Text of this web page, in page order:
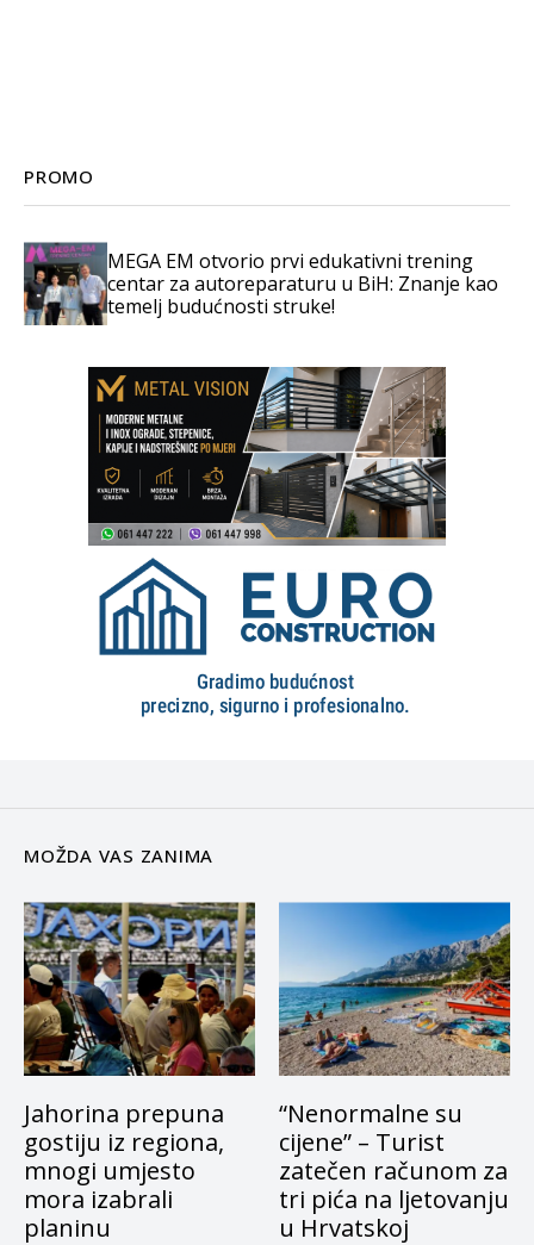
PROMO
MEGA EM otvorio prvi edukativni trening
centar za autoreparaturu u BiH: Znanje kao
temelj budućnosti struke!
MOŽDA VAS ZANIMA
Jahorina prepuna
gostiju iz regiona,
mnogi umjesto
mora izabrali
planinu
“Nenormalne su
cijene” – Turist
zatečen računom za
tri pića na ljetovanju
u Hrvatskoj